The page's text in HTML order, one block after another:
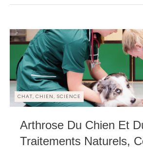
CHAT, CHIEN, SCIENCE
Arthrose Du Chien Et
Traitements Naturels,